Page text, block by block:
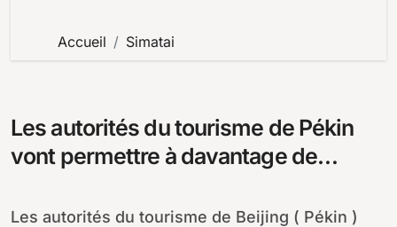
Accueil Simatai
Les autorités du tourisme de Pékin
vont permettre à davantage de
de Chine
Les autorités du tourisme de Beijing ( Pékin )